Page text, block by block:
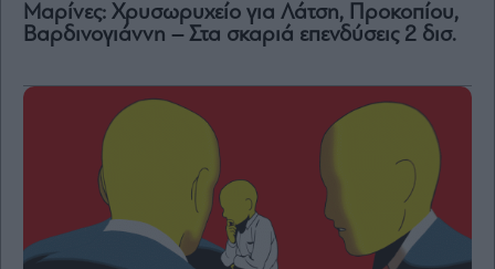
Μαρίνες: Χρυσωρυχείο για Λάτση, Προκοπίου,
Βαρδινογιάννη – Στα σκαριά επενδύσεις 2 δισ.